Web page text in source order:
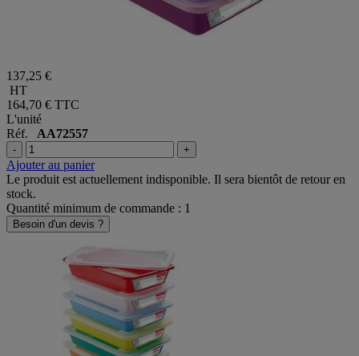
137,25 €
HT
164,70 €
L'unité
Réf.AA72557
- +
Ajouter au panier
Le produit est actuellement indisponible. Il sera bientôt de retour en
stock.
Quantité minimum de commande : 1
Besoin d'un devis ?